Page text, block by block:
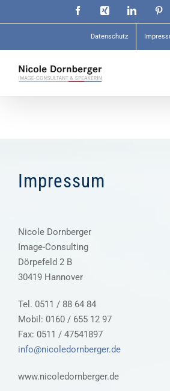
Inhalt
FacebookXing LinkedIn
Datenschutz
Impressum
Nicole Dornberger
Image-Consulting
Dörpefeld 2 B
30419 Hannover
Tel. 0511 / 88 64 84
Mobil: 0160 / 655 12 97
Fax: 0511 / 47541897
info@nicoledornberger.de
www.nicoledornberger.de